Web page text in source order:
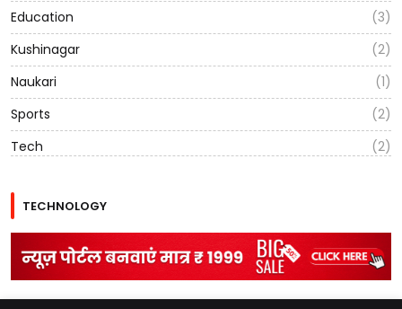
Education
(3)
Kushinagar
(2)
Naukari
(1)
Sports
(2)
Tech
(2)
TECHNOLOGY